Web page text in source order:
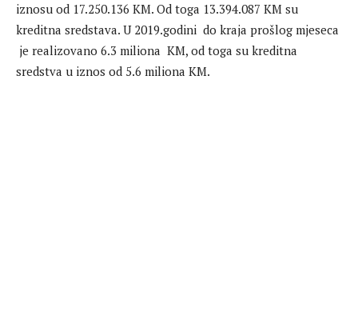
iznosu od 17.250.136 KM. Od toga 13.394.087 KM su
kreditna sredstava. U 2019.godini do kraja prošlog mjeseca
je realizovano 6.3 miliona KM, od toga su kreditna
sredstva u iznos od 5.6 miliona KM.